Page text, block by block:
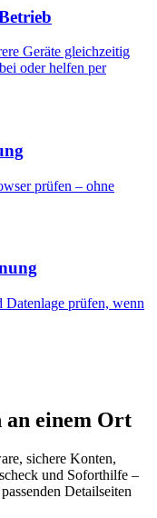
Geräte gleichzeitig
oder helfen per
prüfen – ohne
prüfen, wenn
an einem Ort
sichere Konten,
und Soforthilfe –
Detailseiten